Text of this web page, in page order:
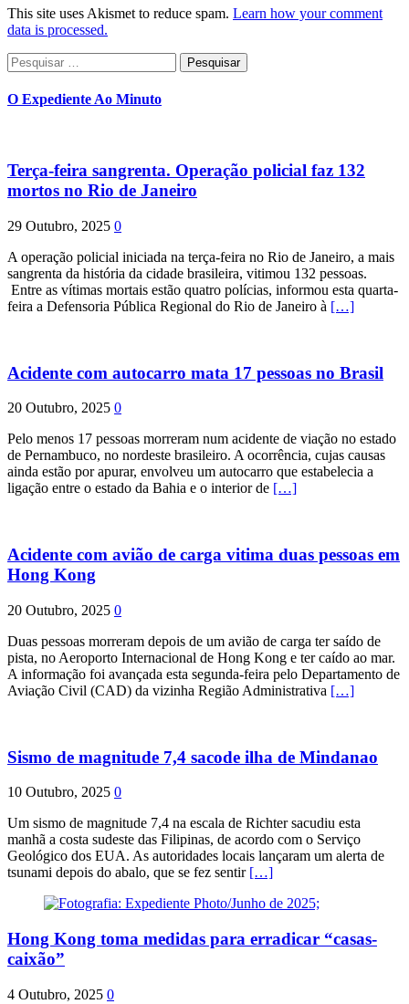
This site uses Akismet to reduce spam. Learn how your comment
data is processed.
Pesquisar
por:
O Expediente Ao Minuto
Terça-feira sangrenta. Operação policial faz 132
mortos no Rio de Janeiro
29 Outubro, 2025 0
A operação policial iniciada na terça-feira no Rio de Janeiro, a mais
sangrenta da história da cidade brasileira, vitimou 132 pessoas.
Entre as vítimas mortais estão quatro polícias, informou esta quarta-
feira a Defensoria Pública Regional do Rio de Janeiro à […]
Acidente com autocarro mata 17 pessoas no Brasil
20 Outubro, 2025 0
Pelo menos 17 pessoas morreram num acidente de viação no estado
de Pernambuco, no nordeste brasileiro. A ocorrência, cujas causas
ainda estão por apurar, envolveu um autocarro que estabelecia a
ligação entre o estado da Bahia e o interior de […]
Acidente com avião de carga vitima duas pessoas em
Hong Kong
20 Outubro, 2025 0
Duas pessoas morreram depois de um avião de carga ter saído de
pista, no Aeroporto Internacional de Hong Kong e ter caído ao mar.
A informação foi avançada esta segunda-feira pelo Departamento de
Aviação Civil (CAD) da vizinha Região Administrativa […]
Sismo de magnitude 7,4 sacode ilha de Mindanao
10 Outubro, 2025 0
Um sismo de magnitude 7,4 na escala de Richter sacudiu esta
manhã a costa sudeste das Filipinas, de acordo com o Serviço
Geológico dos EUA. As autoridades locais lançaram um alerta de
tsunami depois do abalo, que se fez sentir […]
Hong Kong toma medidas para erradicar “casas-
caixão”
4 Outubro, 2025 0